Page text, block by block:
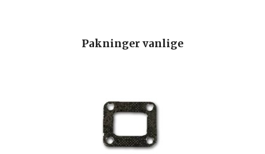
Pakninger vanlige